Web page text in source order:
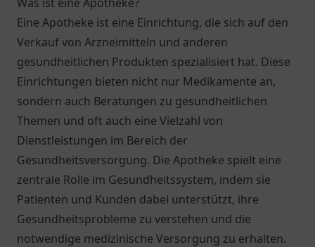
Eine Apotheke ist eine Einrichtung, die sich auf den
Verkauf von Arzneimitteln und anderen
gesundheitlichen Produkten spezialisiert hat. Diese
Einrichtungen bieten nicht nur Medikamente an,
sondern auch Beratungen zu gesundheitlichen
Themen und oft auch eine Vielzahl von
Dienstleistungen im Bereich der
Gesundheitsversorgung. Die Apotheke spielt eine
zentrale Rolle im Gesundheitssystem, indem sie
Patienten und Kunden dabei unterstützt, ihre
Gesundheitsprobleme zu verstehen und die
notwendige medizinische Versorgung zu erhalten.